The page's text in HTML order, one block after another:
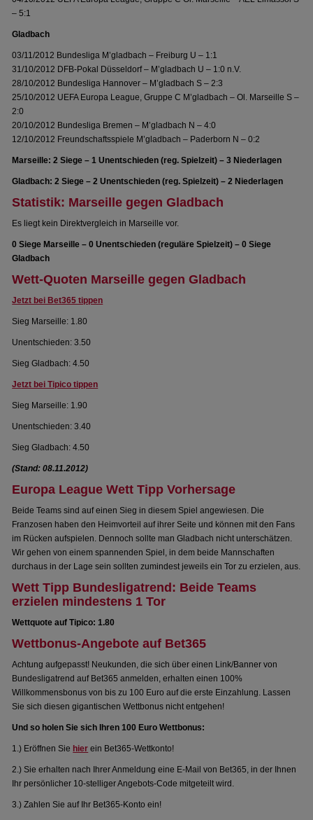
– 5:1
Gladbach
03/11/2012 Bundesliga M’gladbach – Freiburg U – 1:1
31/10/2012 DFB-Pokal Düsseldorf – M’gladbach U – 1:0 n.V.
28/10/2012 Bundesliga Hannover – M’gladbach S – 2:3
25/10/2012 UEFA Europa League, Gruppe C M’gladbach – Ol. Marseille S –
2:0
20/10/2012 Bundesliga Bremen – M’gladbach N – 4:0
12/10/2012 Freundschaftsspiele M’gladbach – Paderborn N – 0:2
Marseille: 2 Siege – 1 Unentschieden (reg. Spielzeit) – 3 Niederlagen
Gladbach: 2 Siege – 2 Unentschieden (reg. Spielzeit) – 2 Niederlagen
Statistik: Marseille gegen Gladbach
Es liegt kein Direktvergleich in Marseille vor.
0 Siege Marseille – 0 Unentschieden (reguläre Spielzeit) – 0 Siege
Gladbach
Wett-Quoten Marseille gegen Gladbach
Jetzt bei Bet365 tippen
Sieg Marseille: 1.80
Unentschieden: 3.50
Sieg Gladbach: 4.50
Jetzt bei Tipico tippen
Sieg Marseille: 1.90
Unentschieden: 3.40
Sieg Gladbach: 4.50
(Stand: 08.11.2012)
Europa League Wett Tipp Vorhersage
Beide Teams sind auf einen Sieg in diesem Spiel angewiesen. Die
Franzosen haben den Heimvorteil auf ihrer Seite und können mit den Fans
im Rücken aufspielen. Dennoch sollte man Gladbach nicht unterschätzen.
Wir gehen von einem spannenden Spiel, in dem beide Mannschaften
durchaus in der Lage sein sollten zumindest jeweils ein Tor zu erzielen, aus.
Wett Tipp Bundesligatrend: Beide Teams
erzielen mindestens 1 Tor
Wettquote auf Tipico: 1.80
Wettbonus-Angebote auf Bet365
Achtung aufgepasst! Neukunden, die sich über einen Link/Banner von
Bundesligatrend auf Bet365 anmelden, erhalten einen 100%
Willkommensbonus von bis zu 100 Euro auf die erste Einzahlung. Lassen
Sie sich diesen gigantischen Wettbonus nicht entgehen!
Und so holen Sie sich Ihren 100 Euro Wettbonus:
1.) Eröffnen Sie hier ein Bet365-Wettkonto!
2.) Sie erhalten nach Ihrer Anmeldung eine E-Mail von Bet365, in der Ihnen
Ihr persönlicher 10-stelliger Angebots-Code mitgeteilt wird.
3.) Zahlen Sie auf Ihr Bet365-Konto ein!